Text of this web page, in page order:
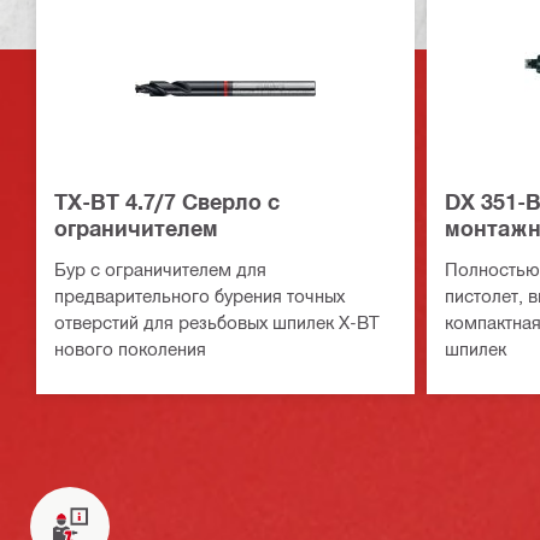
TX-BT 4.7/7 Сверло с
ограничителем
Бур с ограничителем для
предварительного бурения точных
отверстий для резьбовых шпилек X-BT
нового поколения
DX 351-
пистолет,
шпилек